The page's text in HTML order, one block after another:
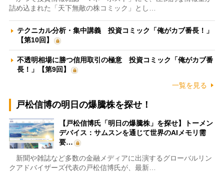
詰め込まれた「天下無敵の株コミック」とし…
テクニカル分析・集中講義 投資コミック「俺がカブ番長！」
【第10回】
不透明相場に勝つ信用取引の極意 投資コミック「俺がカブ番
長！」【第9回】
一覧を見る
戸松信博の明日の爆騰株を探せ！
【戸松信博氏「明日の爆騰株」を探せ】トーメン
デバイス：サムスンを通じて世界のAIメモリ需
要…
新聞や雑誌など多数の金融メディアに出演するグローバルリン
クアドバイザーズ代表の戸松信博氏が、最新…